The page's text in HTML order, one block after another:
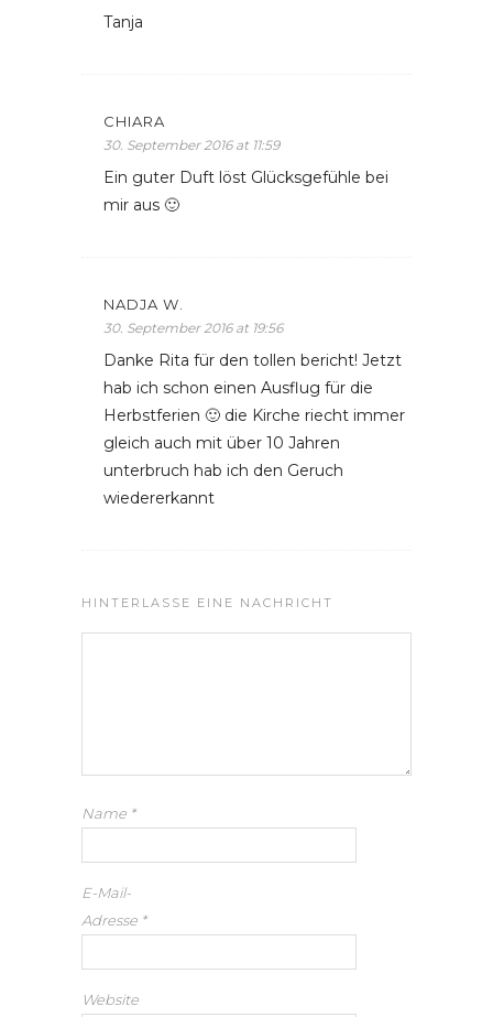
Tanja
CHIARA
30. September 2016 at 11:59
Ein guter Duft löst Glücksgefühle bei
mir aus 🙂
NADJA W.
30. September 2016 at 19:56
Danke Rita für den tollen bericht! Jetzt
hab ich schon einen Ausflug für die
Herbstferien 🙂 die Kirche riecht immer
gleich auch mit über 10 Jahren
unterbruch hab ich den Geruch
wiedererkannt
HINTERLASSE EINE NACHRICHT
Name *
E-Mail-
Adresse *
Website